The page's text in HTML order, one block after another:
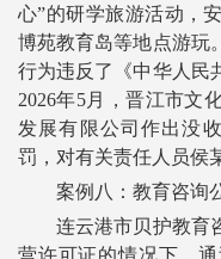
心”的研学旅游活动，
博苑教育岛等地点游玩
行为违反了《中华人民
2026年5月，晋江市文
发展有限公司作出没
罚，对有关责任人员侯
案例八：教育咨询
连云港市贝护教育咨